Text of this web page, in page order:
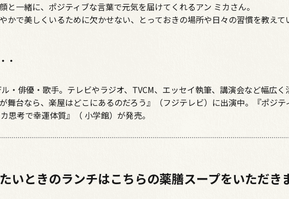
と一緒に、ポジティブな言葉で元気を届けてくれるアン ミカさん。
かで美しくいるために欠かせない、とっておきの場所や日々の習慣を教えて
・
・俳優・歌手。テレビやラジオ、TVCM、エッセイ執筆、講演会など幅広く
舞台なら、楽屋はどこにあるのだろう』（フジテレビ）に出演中。『ポジテ
思考で幸運体質』（ 小学館）が発売。
たいときのランチはこちらの薬膳スープをいただき